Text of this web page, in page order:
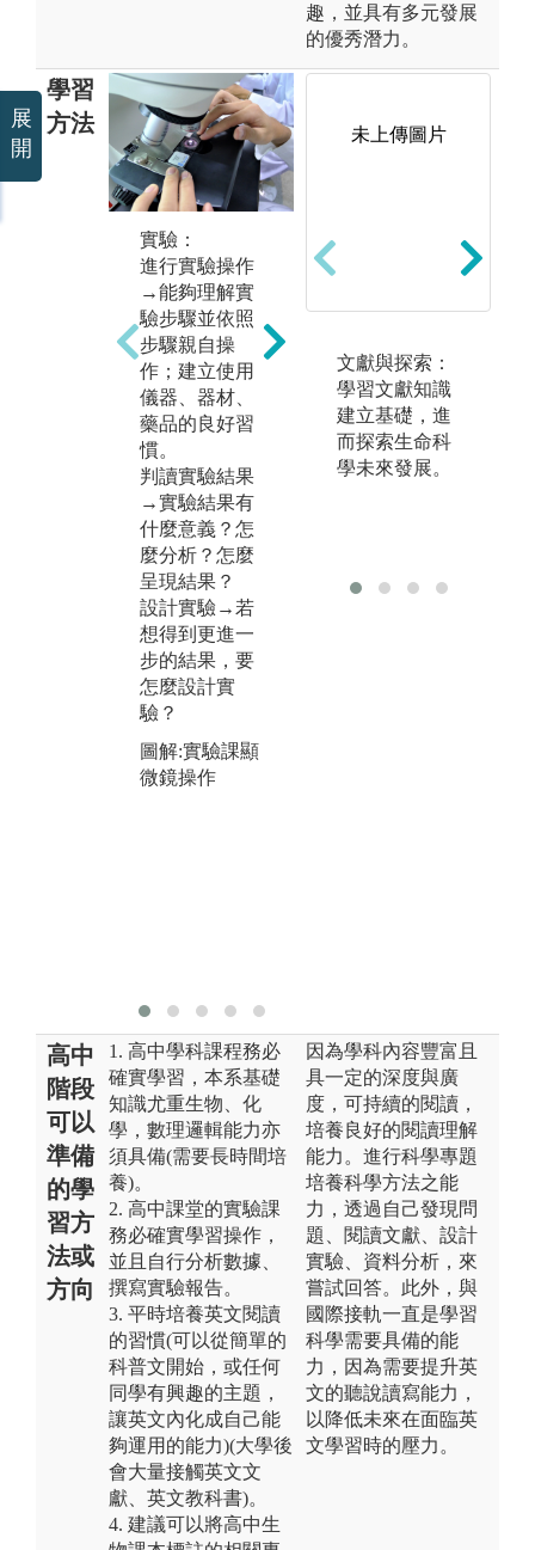
趣，並具有多元發展
的優秀潛力。
學習
方法
實驗：
進行實驗操作
→能夠理解實
驗步驟並依照
步驟親自操
作；建立使用
儀器、器材、
藥品的良好習
慣。
判讀實驗結果
→實驗結果有
什麼意義？怎
麼分析？怎麼
呈現結果？
設計實驗→若
想得到更進一
步的結果，要
怎麼設計實
驗？
圖解:實驗課顯
微鏡操作
未上傳圖片
數據分析：
生科系也會需
要數學能力，
需要學習利用
統計工具，用
未上傳圖片
文獻與探索：
學習文獻知識
建立基礎，進
而探索生命科
學未來發展。
高中
階段
可以
準備
的學
習方
法或
方向
1. 高中學科課程務必
確實學習，本系基礎
知識尤重生物、化
學，數理邏輯能力亦
須具備(需要長時間培
養)。
2. 高中課堂的實驗課
務必確實學習操作，
並且自行分析數據、
撰寫實驗報告。
3. 平時培養英文閱讀
的習慣(可以從簡單的
科普文開始，或任何
同學有興趣的主題，
讓英文內化成自己能
夠運用的能力)(大學後
會大量接觸英文文
獻、英文教科書)。
4. 建議可以將高中生
因為學科內容豐富且
具一定的深度與廣
度，可持續的閱讀，
培養良好的閱讀理解
能力。進行科學專題
培養科學方法之能
力，透過自己發現問
題、閱讀文獻、設計
實驗、資料分析，來
嘗試回答。此外，與
國際接軌一直是學習
科學需要具備的能
力，因為需要提升英
文的聽說讀寫能力，
以降低未來在面臨英
文學習時的壓力。
展
開